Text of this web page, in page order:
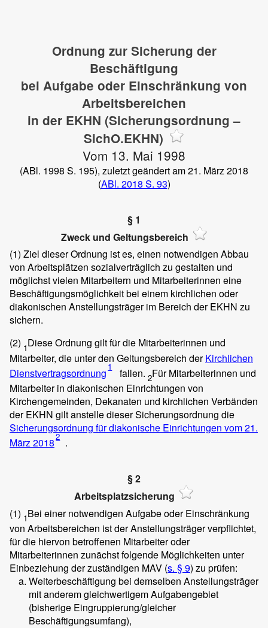
Ordnung zur Sicherung der
Beschäftigung
bei Aufgabe oder Einschränkung von
Arbeitsbereichen
in der EKHN (Sicherungsordnung –
SichO.EKHN)
Vom 13. Mai 1998
(ABl. 1998 S. 195), zuletzt geändert am 21. März 2018
(ABl. 2018 S. 93)
§ 1
Zweck und Geltungsbereich
(1) Ziel dieser Ordnung ist es, einen notwendigen Abbau
von Arbeitsplätzen sozialverträglich zu gestalten und
möglichst vielen Mitarbeitern und Mitarbeiterinnen eine
Beschäftigungsmöglichkeit bei einem kirchlichen oder
diakonischen Anstellungsträger im Bereich der EKHN zu
sichern.
(2) 1Diese Ordnung gilt für die Mitarbeiterinnen und
Mitarbeiter, die unter den Geltungsbereich derKirchlichen
Dienstvertragsordnung 1 fallen.2Für Mitarbeiterinnen und
Mitarbeiter in diakonischen Einrichtungen von
Kirchengemeinden, Dekanaten und kirchlichen Verbänden
der EKHN gilt anstelle dieser Sicherungsordnung die
Sicherungsordnung für diakonische Einrichtungen vom 21.
März 20182 .
§ 2
Arbeitsplatzsicherung
(1) 1Bei einer notwendigen Aufgabe oder Einschränkung
von Arbeitsbereichen ist der Anstellungsträger verpflichtet,
für die hiervon betroffenen Mitarbeiter oder
Mitarbeiterinnen zunächst folgende Möglichkeiten unter
Einbeziehung der zuständigen MAV (s. § 9) zu prüfen:
Weiterbeschäftigung bei demselben Anstellungsträger
mit anderem gleichwertigem Aufgabengebiet
(bisherige Eingruppierung/gleicher
Beschäftigungsumfang),